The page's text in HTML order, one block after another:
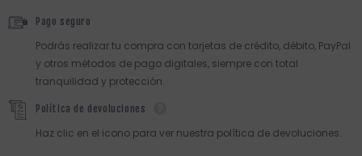
Pago seguro
Podrás realizar tu compra con tarjetas de crédito, débito, PayPal
y otros métodos de pago digitales, siempre con total
tranquilidad y protección.
Política de devoluciones
Haz clic en el icono para ver nuestra política de devoluciones.